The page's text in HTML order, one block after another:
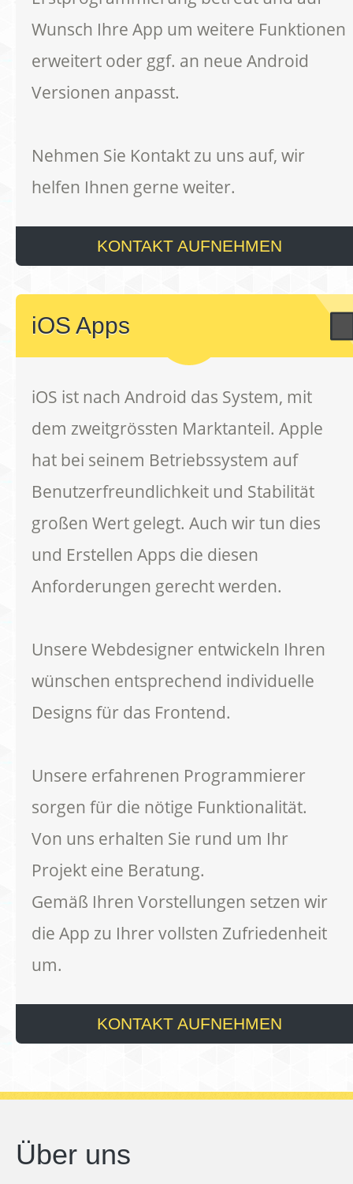
Wunsch Ihre App um weitere Funktionen
erweitert oder ggf. an neue Android
Versionen anpasst.
Nehmen Sie Kontakt zu uns auf, wir
helfen Ihnen gerne weiter.
KONTAKT AUFNEHMEN
iOS Apps
iOS ist nach Android das System, mit
dem zweitgrössten Marktanteil. Apple
hat bei seinem Betriebssystem auf
Benutzerfreundlichkeit und Stabilität
großen Wert gelegt. Auch wir tun dies
und Erstellen Apps die diesen
Anforderungen gerecht werden.
Unsere Webdesigner entwickeln Ihren
wünschen entsprechend individuelle
Designs für das Frontend.
Unsere erfahrenen Programmierer
sorgen für die nötige Funktionalität.
Von uns erhalten Sie rund um Ihr
Projekt eine Beratung.
Gemäß Ihren Vorstellungen setzen wir
die App zu Ihrer vollsten Zufriedenheit
um.
KONTAKT AUFNEHMEN
Über uns